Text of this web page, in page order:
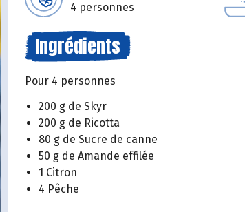
4 personnes
Ingrédients
Pour 4 personnes
200 g de Skyr
200 g de Ricotta
80 g de Sucre de canne
50 g de Amande effilée
1 Citron
4 Pêche